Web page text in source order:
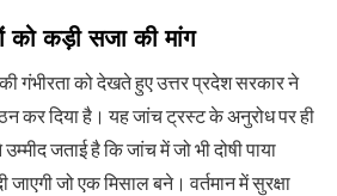
को कड़ी सजा की मांग
गंभीरता को देखते हुए उत्तर प्रदेश सरकार ने
कर दिया है। यह जांच ट्रस्ट के अनुरोध पर ही
जताई है कि जांच में जो भी दोषी पाया
जो एक मिसाल बने। वर्तमान में सुरक्षा